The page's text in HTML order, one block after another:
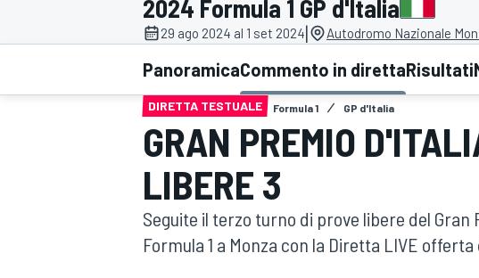
MOTOGP WEC
WRC
2024 Formula 1 GP d'Italia
29 ago 2024 al 1 set 2024| Autodromo Nazionale
PanoramicaCommento in direttaRisultati
DIRETTA TESTUALE Formula 1 GP d'Italia
GRAN PREMIO
LIBERE 3
Seguite il terzo turno di prove libere del Gran
Formula 1 a Monza con la Diretta LIVE